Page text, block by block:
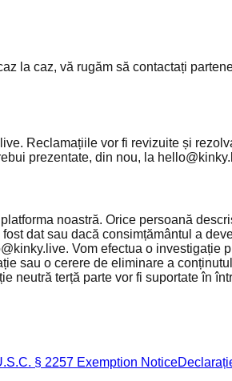
la caz, vă rugăm să contactați
Reclamațiile vor fi revizuite și
prezentate, din nou, la
noastră. Orice persoană
dat sau dacă consimțământul a
Vom efectua o
sau o cerere de eliminare a
neutră terță parte vor fi suportate în
§ 2257 Exemption Notice